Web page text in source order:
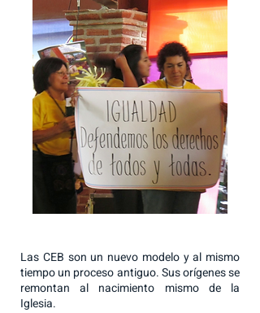
Las CEB son un nuevo modelo y al mismo
tiempo un proceso antiguo. Sus orígenes se
remontan al nacimiento mismo de la
Iglesia.